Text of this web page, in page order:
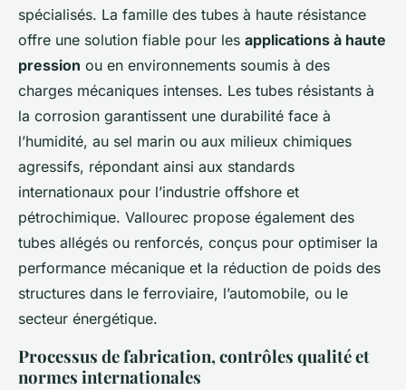
spécialisés. La famille des tubes à haute résistance
offre une solution fiable pour les applications à haute
pression ou en environnements soumis à des
charges mécaniques intenses. Les tubes résistants à
la corrosion garantissent une durabilité face à
l’humidité, au sel marin ou aux milieux chimiques
agressifs, répondant ainsi aux standards
internationaux pour l’industrie offshore et
pétrochimique. Vallourec propose également des
tubes allégés ou renforcés, conçus pour optimiser la
performance mécanique et la réduction de poids des
structures dans le ferroviaire, l’automobile, ou le
secteur énergétique.
Processus de fabrication, contrôles qualité et
normes internationales